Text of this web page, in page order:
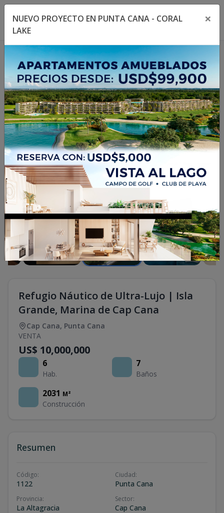
Toggle navigation menu
1/10
Refugio Náutico de Ultra-Lujo | Isla
Grande, Marina de Cap Cana
Cap Cana, Punta Cana
VENTA
US$ 10,000,000
6
Hab.
7
Baños
2031 M²
Construcción
Resumen
Código:
1122
Ciudad:
Punta Cana
Provincia:
La Altagracia
Sector:
Cap Cana
NUEVO PROYECTO EN PUNTA CANA - CORAL
LAKE
×